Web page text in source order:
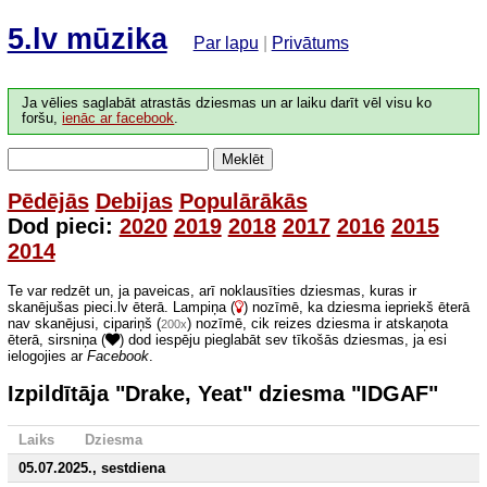
5.lv mūzika Par lapu Privātums
Ja vēlies saglabāt atrastās dziesmas un ar laiku darīt vēl visu ko
foršu,ienāc ar facebook.
Meklēt
Pēdējās Debijas Populārākās
Dod pieci: 2020 2019 2018 2017 2016 2015
2014
Te var redzēt un, ja paveicas, arī noklausīties dziesmas, kuras ir
skanējušas pieci.lv ēterā. Lampiņa ( ) nozīmē, ka dziesma iepriekš ēterā
nav skanējusi, cipariņš (200x) nozīmē, cik reizes dziesma ir atskaņota
ēterā, sirsniņa (
) dod iespēju pieglabāt sev tīkošās dziesmas, ja esi
ielogojies ar Facebook.
Izpildītāja "Drake, Yeat" dziesma "IDGAF"
Laiks
Dziesma
05.07.2025., sestdiena